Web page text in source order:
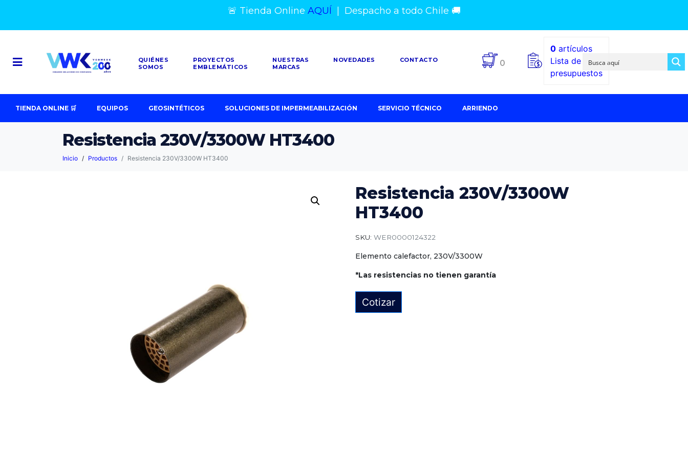
🚨 Tienda Online AQUÍ Despacho a todo Chile 🚚
QUIÉNES
SOMOS
PROYECTOS
EMBLEMÁTICOS
NUESTRAS
MARCAS
NOVEDADES CONTACTO 0
0artículos
Lista de
presupuestos
TIENDA ONLINE 🛒 EQUIPOS GEOSINTÉTICOS SOLUCIONES DE IMPERMEABILIZACIÓN SERVICIO TÉCNICO ARRIENDO
Resistencia 230V/3300W HT3400
Inicio Productos Resistencia 230V/3300W HT3400
Resistencia 230V/3300W
HT3400
SKU: WER0000124322
Elemento calefactor, 230V/3300W
*Las resistencias no tienen garantía
Cotizar